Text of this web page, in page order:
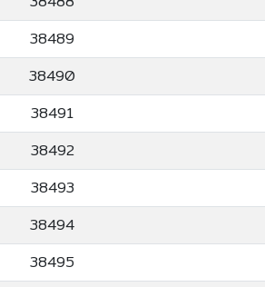
38489
38490
38491
38492
38493
38494
38495